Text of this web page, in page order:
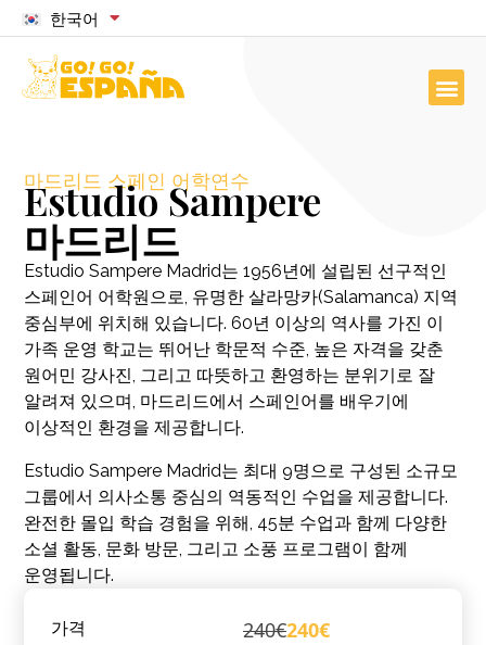
한국어
마드리드 스페인 어학연수
Estudio Sampere
마드리드
Estudio Sampere Madrid는 1956년에 설립된 선구적인
스페인어 어학원으로, 유명한 살라망카(Salamanca) 지역
중심부에 위치해 있습니다. 60년 이상의 역사를 가진 이
가족 운영 학교는 뛰어난 학문적 수준, 높은 자격을 갖춘
원어민 강사진, 그리고 따뜻하고 환영하는 분위기로 잘
알려져 있으며, 마드리드에서 스페인어를 배우기에
이상적인 환경을 제공합니다.
Estudio Sampere Madrid는 최대 9명으로 구성된 소규모
그룹에서 의사소통 중심의 역동적인 수업을 제공합니다.
완전한 몰입 학습 경험을 위해, 45분 수업과 함께 다양한
소셜 활동, 문화 방문, 그리고 소풍 프로그램이 함께
운영됩니다.
가격 240€240€